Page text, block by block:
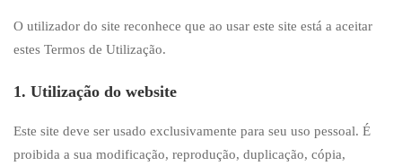
O utilizador do site reconhece que ao usar este site está a aceitar
estes Termos de Utilização.
1. Utilização do website
Este site deve ser usado exclusivamente para seu uso pessoal. É
proibida a sua modificação, reprodução, duplicação, cópia,